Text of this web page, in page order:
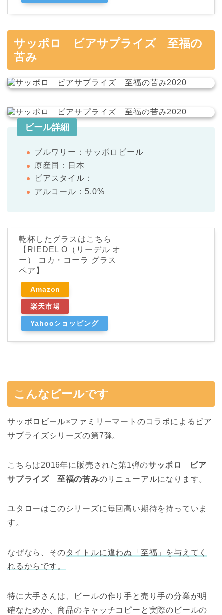
サッポロ ビアサプライズ 至福の
苦み
ビール詳細
ブルワリー：サッポロビール
原産国：日本
ビアスタイル：
アルコール：5.0%
乾杯したグラスはこちら
【RIEDEL O（リーデル オ
ー） コカ・コーラ グラス
ペア】
Amazon
楽天市場
Yahooショッピング
こんなビールです
サッポロビール×ファミリーマートのコラボによるビア
サプライズシリーズの第7弾。
こちらは2016年に販売された第1弾のサッポロ ビア
サプライズ 至福の苦みのリニューアルになります。
ユタローはこのシリーズに毎回高い期待を持っていま
す。
なぜなら、そのタイトルに違わぬ「至福」を与えてく
れるからです。
特に大手さんは、ビールの作り手と売り手の分業が明
確なためか、商品のキャッチコピーと実際のビールの